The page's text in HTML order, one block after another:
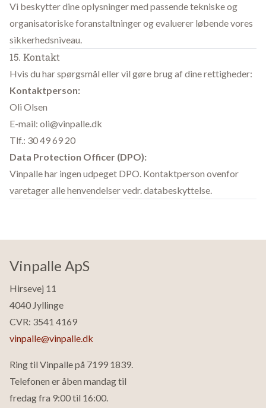
Vi beskytter dine oplysninger med passende tekniske og
organisatoriske foranstaltninger og evaluerer løbende vores
sikkerhedsniveau.
15. Kontakt
Hvis du har spørgsmål eller vil gøre brug af dine rettigheder:
Kontaktperson:
Oli Olsen
E-mail: oli@vinpalle.dk
Tlf.: 30 49 69 20
Data Protection Officer (DPO):
Vinpalle har ingen udpeget DPO. Kontaktperson ovenfor
varetager alle henvendelser vedr. databeskyttelse.
Vinpalle ApS
Hirsevej 11
4040 Jyllinge
CVR: 3541 4169
vinpalle@vinpalle.dk
Ring til Vinpalle på 7199 1839.
Telefonen er åben mandag til
fredag fra 9:00 til 16:00.